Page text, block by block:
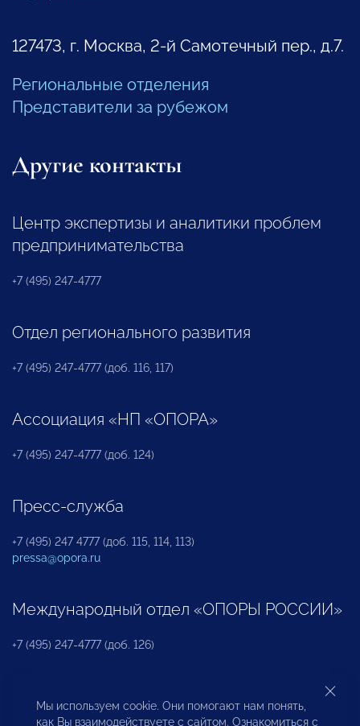
127473, г. Москва, 2-й Самотечный пер., д.7.
Региональные отделения
Представители за рубежом
Другие контакты
Центр экспертизы и аналитики проблем
предпринимательства
+7 (495) 247-4777
Отдел регионального развития
+7 (495) 247-4777 (доб. 116, 117)
Ассоциация «НП «ОПОРА»
+7 (495) 247-4777 (доб. 124)
Пресс-служба
+7 (495) 247 4777 (доб. 115, 114, 113)
pressa@opora.ru
Международный отдел «ОПОРЫ РОССИИ»
+7 (495) 247-4777 (доб. 126)
Бюро по защите прав предпринимателей и
инвесторов
Мы используем cookie. Они помогают нам понять,
как Вы взаимодействуете с сайтом. Ознакомиться с